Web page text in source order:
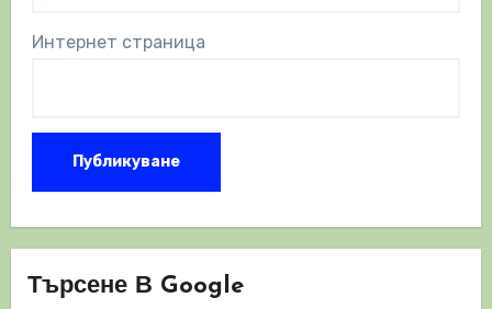
Интернет страница
Търсене В Google